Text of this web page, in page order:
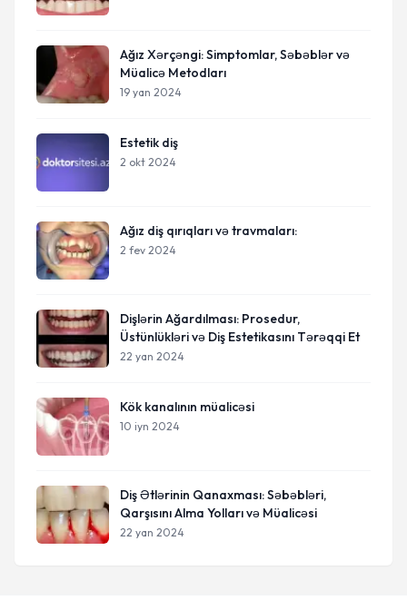
Ağız Xərçəngi: Simptomlar, Səbəblər və
Müalicə Metodları
19 yan 2024
Estetik diş
2 okt 2024
Ağız diş qırıqları və travmaları:
2 fev 2024
Dişlərin Ağardılması: Prosedur,
Üstünlükləri və Diş Estetikasını Tərəqqi Et
22 yan 2024
Kök kanalının müalicəsi
10 iyn 2024
Diş Ətlərinin Qanaxması: Səbəbləri,
Qarşısını Alma Yolları və Müalicəsi
22 yan 2024